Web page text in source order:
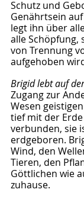
Schutz und
Genährtsein
legt ihn über
alle Schöpfung,
von Trennung
aufgehoben
Brigid lebt auf
Zugang zur
Wesen
tief mit der
verbunden, sie
erdgeboren.
Wind, den
Tieren, den
Göttlichen wie
zuhause.